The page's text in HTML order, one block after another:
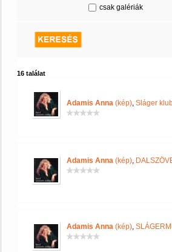
csak galériák
16 találat
Adamis Anna (kép), Sláger
Adamis Anna (kép),
Adamis Anna (kép),